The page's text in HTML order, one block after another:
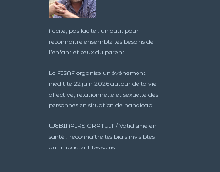
Facile, pas facile : un outil pour
reconnaître ensemble les besoins de
l’enfant et ceux du parent
La FISAF organise un événement
inédit le 22 juin 2026 autour de la vie
affective, relationnelle et sexuelle des
personnes en situation de handicap.
WEBINAIRE GRATUIT / Validisme en
santé : reconnaître les biais invisibles
qui impactent les soins